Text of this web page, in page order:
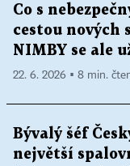
Co s
cestou nových
NIMBY se ale
22. 6. 2026 ▪ 8 min.
Bývalý šéf
největší